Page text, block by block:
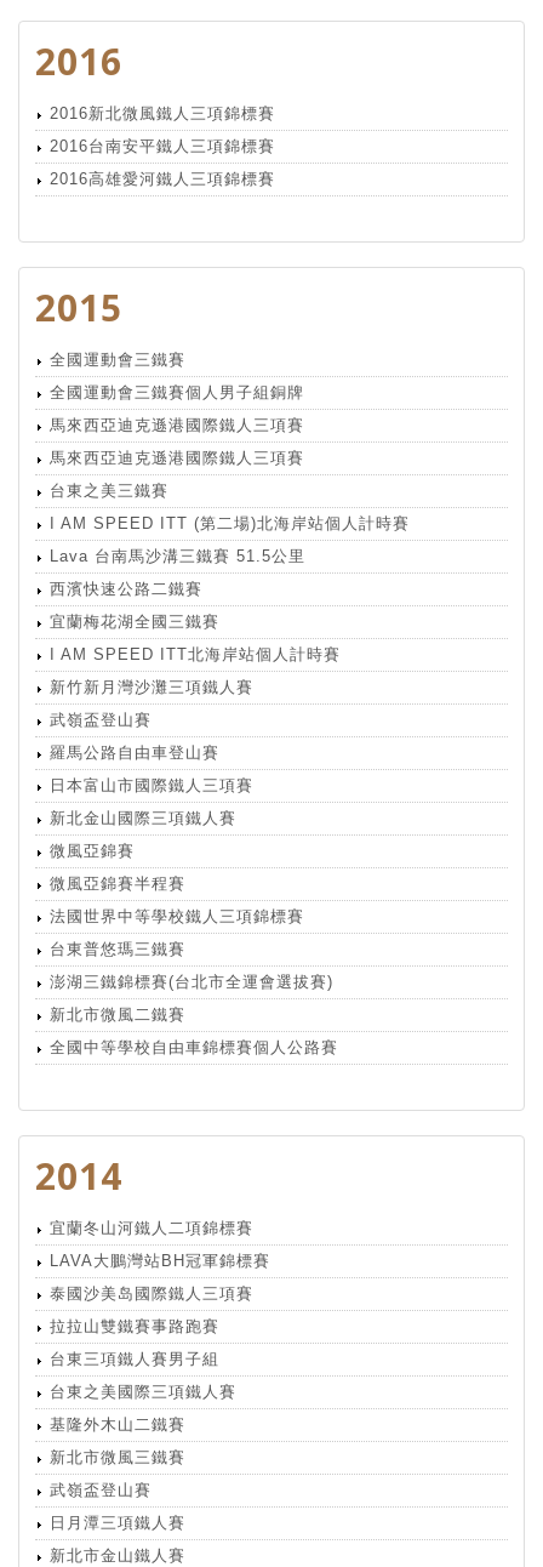
2016
2016新北微風鐵人三項錦標賽
2016台南安平鐵人三項錦標賽
2016高雄愛河鐵人三項錦標賽
2015
全國運動會三鐵賽
全國運動會三鐵賽個人男子組銅牌
馬來西亞迪克遜港國際鐵人三項賽
馬來西亞迪克遜港國際鐵人三項賽
台東之美三鐵賽
I AM SPEED ITT (第二場)北海岸站個人計時賽
Lava 台南馬沙溝三鐵賽 51.5公里
西濱快速公路二鐵賽
宜蘭梅花湖全國三鐵賽
I AM SPEED ITT北海岸站個人計時賽
新竹新月灣沙灘三項鐵人賽
武嶺盃登山賽
羅馬公路自由車登山賽
日本富山市國際鐵人三項賽
新北金山國際三項鐵人賽
微風亞錦賽
微風亞錦賽半程賽
法國世界中等學校鐵人三項錦標賽
台東普悠瑪三鐵賽
澎湖三鐵錦標賽(台北市全運會選拔賽)
新北市微風二鐵賽
全國中等學校自由車錦標賽個人公路賽
2014
宜蘭冬山河鐵人二項錦標賽
LAVA大鵬灣站BH冠軍錦標賽
泰國沙美岛國際鐵人三項賽
拉拉山雙鐵賽事路跑賽
台東三項鐵人賽男子組
台東之美國際三項鐵人賽
基隆外木山二鐵賽
新北市微風三鐵賽
武嶺盃登山賽
日月潭三項鐵人賽
新北市金山鐵人賽